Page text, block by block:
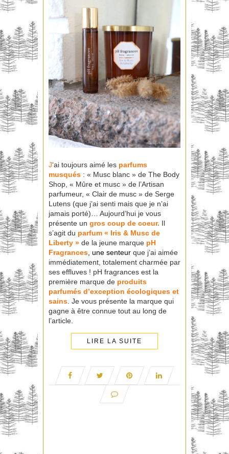
J‘ai toujours aimé les parfums
musqués : « Musc blanc » de The Body
Shop, « Mûre et musc » de l’Artisan
parfumeur, « Clair de musc » de Serge
Lutens (que j’ai senti mais que je n’ai
jamais porté)… Aujourd’hui je vous
présente un gros coup de coeur. Il
s’agit du parfum « Iris & Musc de
Liberty » de la jeune marque pH
Fragrances , une senteur que j’ai aimée
immédiatement, totalement charmée par
ses effluves ! pH fragrances est la
première marque de produits
parfumés d’exception écologiques et
sains . Je vous présente la marque qui
gagne à être connue tout au long de
l’article.
LIRE LA SUITE